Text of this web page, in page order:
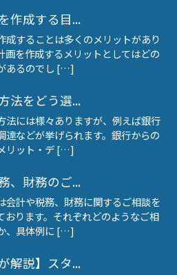
作成する目...
成することは多くのメリットがあり
画を作成するメリットとしてはどの
あるのでし […]
法をどう選...
法には様々ありますが、例えば銀行
達などが挙げられます。銀行からの
リット・デ […]
、財務のご...
会計や税務、財務に関するご相談を
おります。それぞれどのようなご相
、具体例に […]
解説】スタ...